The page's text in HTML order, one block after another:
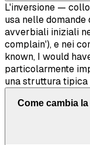
L'inversione —
usa nelle domande
avverbiali iniziali
complain'), e nei
known, I would
particolarmente
una struttura tipica
Come cambia